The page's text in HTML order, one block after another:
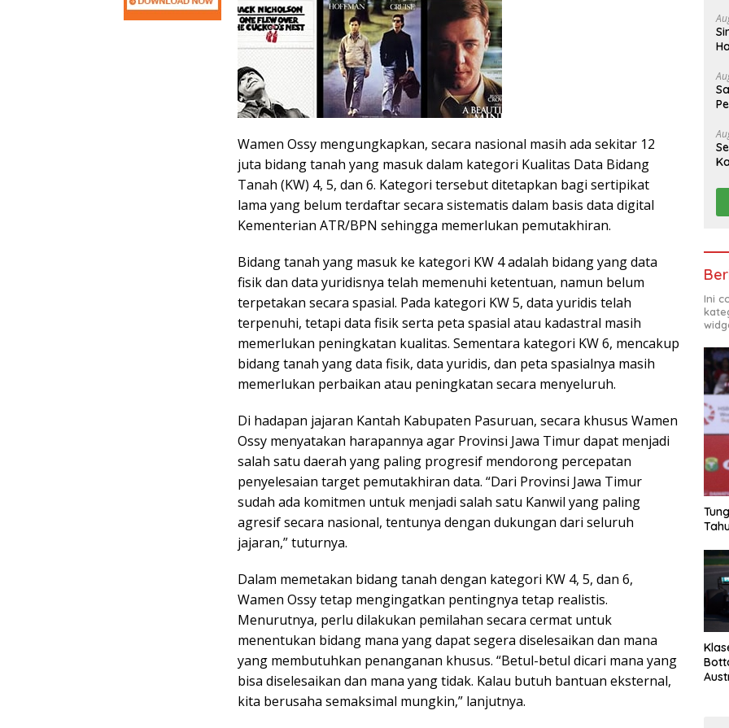
Wamen Ossy mengungkapkan, secara nasional masih ada sekitar 12
juta bidang tanah yang masuk dalam kategori Kualitas Data Bidang
Tanah (KW) 4, 5, dan 6. Kategori tersebut ditetapkan bagi sertipikat
lama yang belum terdaftar secara sistematis dalam basis data digital
Kementerian ATR/BPN sehingga memerlukan pemutakhiran.
Bidang tanah yang masuk ke kategori KW 4 adalah bidang yang data
fisik dan data yuridisnya telah memenuhi ketentuan, namun belum
terpetakan secara spasial. Pada kategori KW 5, data yuridis telah
terpenuhi, tetapi data fisik serta peta spasial atau kadastral masih
memerlukan peningkatan kualitas. Sementara kategori KW 6, mencakup
bidang tanah yang data fisik, data yuridis, dan peta spasialnya masih
memerlukan perbaikan atau peningkatan secara menyeluruh.
Di hadapan jajaran Kantah Kabupaten Pasuruan, secara khusus Wamen
Ossy menyatakan harapannya agar Provinsi Jawa Timur dapat menjadi
salah satu daerah yang paling progresif mendorong percepatan
penyelesaian target pemutakhiran data. “Dari Provinsi Jawa Timur
sudah ada komitmen untuk menjadi salah satu Kanwil yang paling
agresif secara nasional, tentunya dengan dukungan dari seluruh
jajaran,” tuturnya.
Dalam memetakan bidang tanah dengan kategori KW 4, 5, dan 6,
Wamen Ossy tetap mengingatkan pentingnya tetap realistis.
Menurutnya, perlu dilakukan pemilahan secara cermat untuk
menentukan bidang mana yang dapat segera diselesaikan dan mana
yang membutuhkan penanganan khusus. “Betul-betul dicari mana yang
bisa diselesaikan dan mana yang tidak. Kalau butuh bantuan eksternal,
kita berusaha semaksimal mungkin,” lanjutnya.
Ini